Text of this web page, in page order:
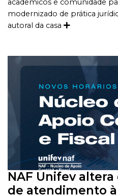
acadêmicos e comunidade
modernizado de prática
autoral da casa
NAF Unifev altera
de atendimento